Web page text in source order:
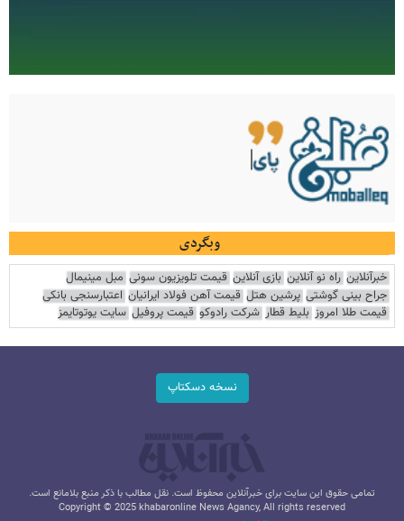
وبگردی
خبرآنلاین راه نو آنلاین بازی آنلاین قیمت تلویزیون سونی مبل مینیمال
جراح بینی گوشتی پرشین هتل قیمت آهن فولاد ایرانیان اعتبارسنجی بانکی
قیمت طلا امروز بلیط قطار شرکت رادوکو قیمت پروفیل سایت یوتوتایمز
نسخه دسکتاپ
تمامی حقوق این سایت برای خبرآنلاین محفوظ است. نقل مطالب با ذکر منبع بلامانع است.
Copyright © 2025 khabaronline News Agancy, All rights reserved